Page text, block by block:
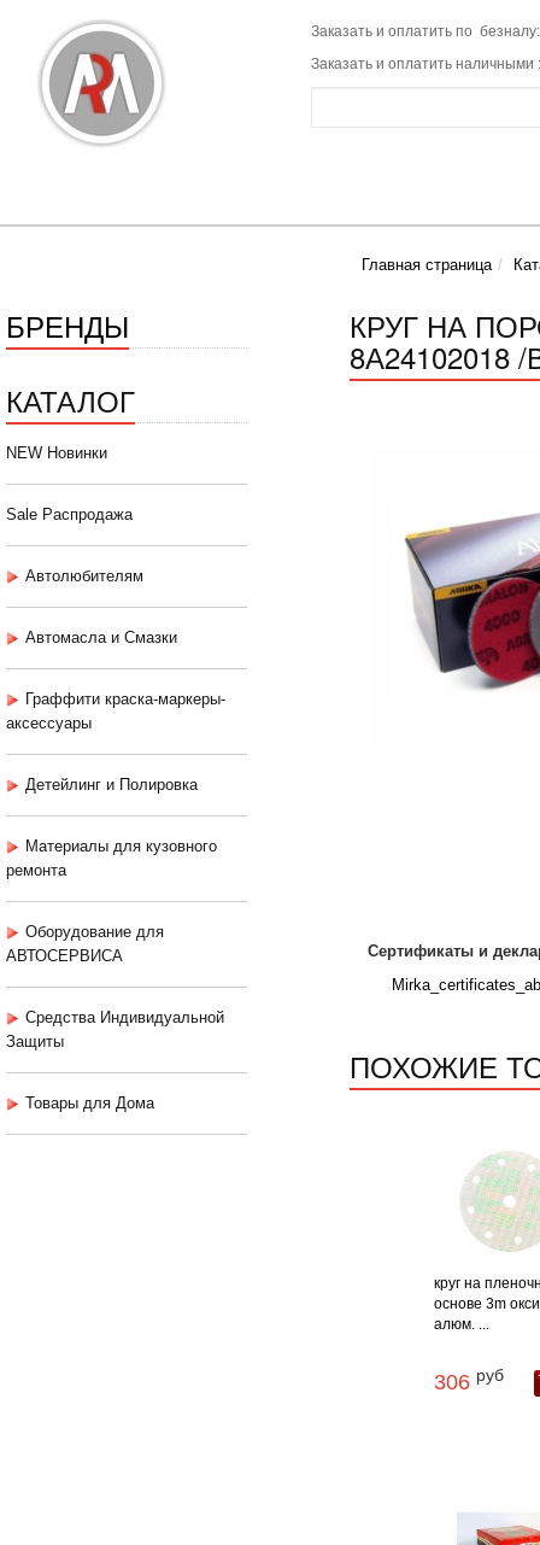
Заказать и оплатить по
Заказать и оплатить наличными
Главная страница
БРЕНДЫ
КАТАЛОГ
NEW Новинки
Sale Распродажа
Автолюбителям
Автомасла и Смазки
Граффити краска-маркеры-
аксессуары
Детейлинг и Полировка
Материалы для кузовного
ремонта
Оборудование для
АВТОСЕРВИСА
Средства Индивидуальной
Защиты
Товары для Дома
КРУГ НА
8А24102018
Сертификаты и
ПОХОЖИЕ
круг на
основе 3m
алюм. ...
306 руб